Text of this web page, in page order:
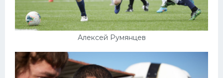
Алексей Румянцев